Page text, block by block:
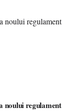
noului regulament